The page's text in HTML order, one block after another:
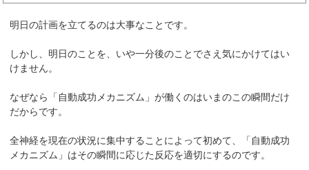
明日の計画を立てるのは大事なことです。
しかし、明日のことを、いや一分後のことでさえ気にかけてはい
けません。
なぜなら「自動成功メカニズム」が働くのはいまのこの瞬間だけ
だからです。
全神経を現在の状況に集中することによって初めて、「自動成功
メカニズム」はその瞬間に応じた反応を適切にするのです。